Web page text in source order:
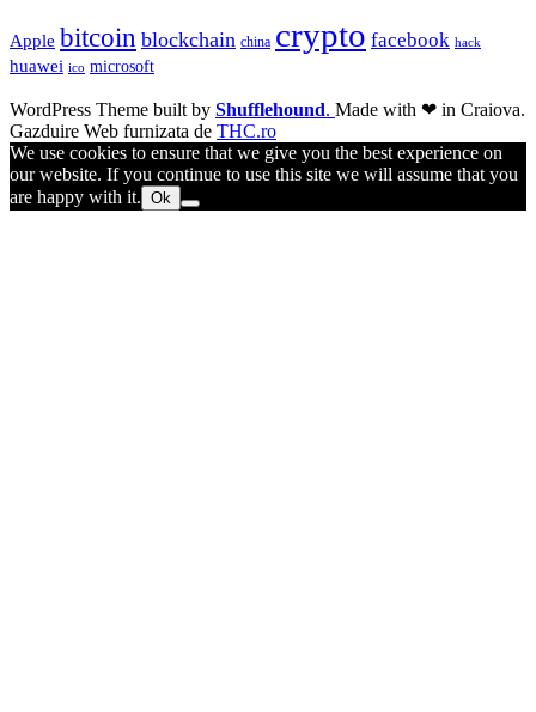
Apple bitcoin blockchain china crypto facebook hack
huawei ico microsoft
WordPress Theme built by Shufflehound. Made with ❤ in Craiova.
Gazduire Web furnizata de THC.ro
We use cookies to ensure that we give you the best experience on
our website. If you continue to use this site we will assume that you
are happy with it. Ok